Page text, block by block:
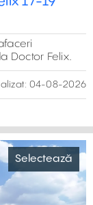
Doctor Felix.
04-08-2026
Selectează